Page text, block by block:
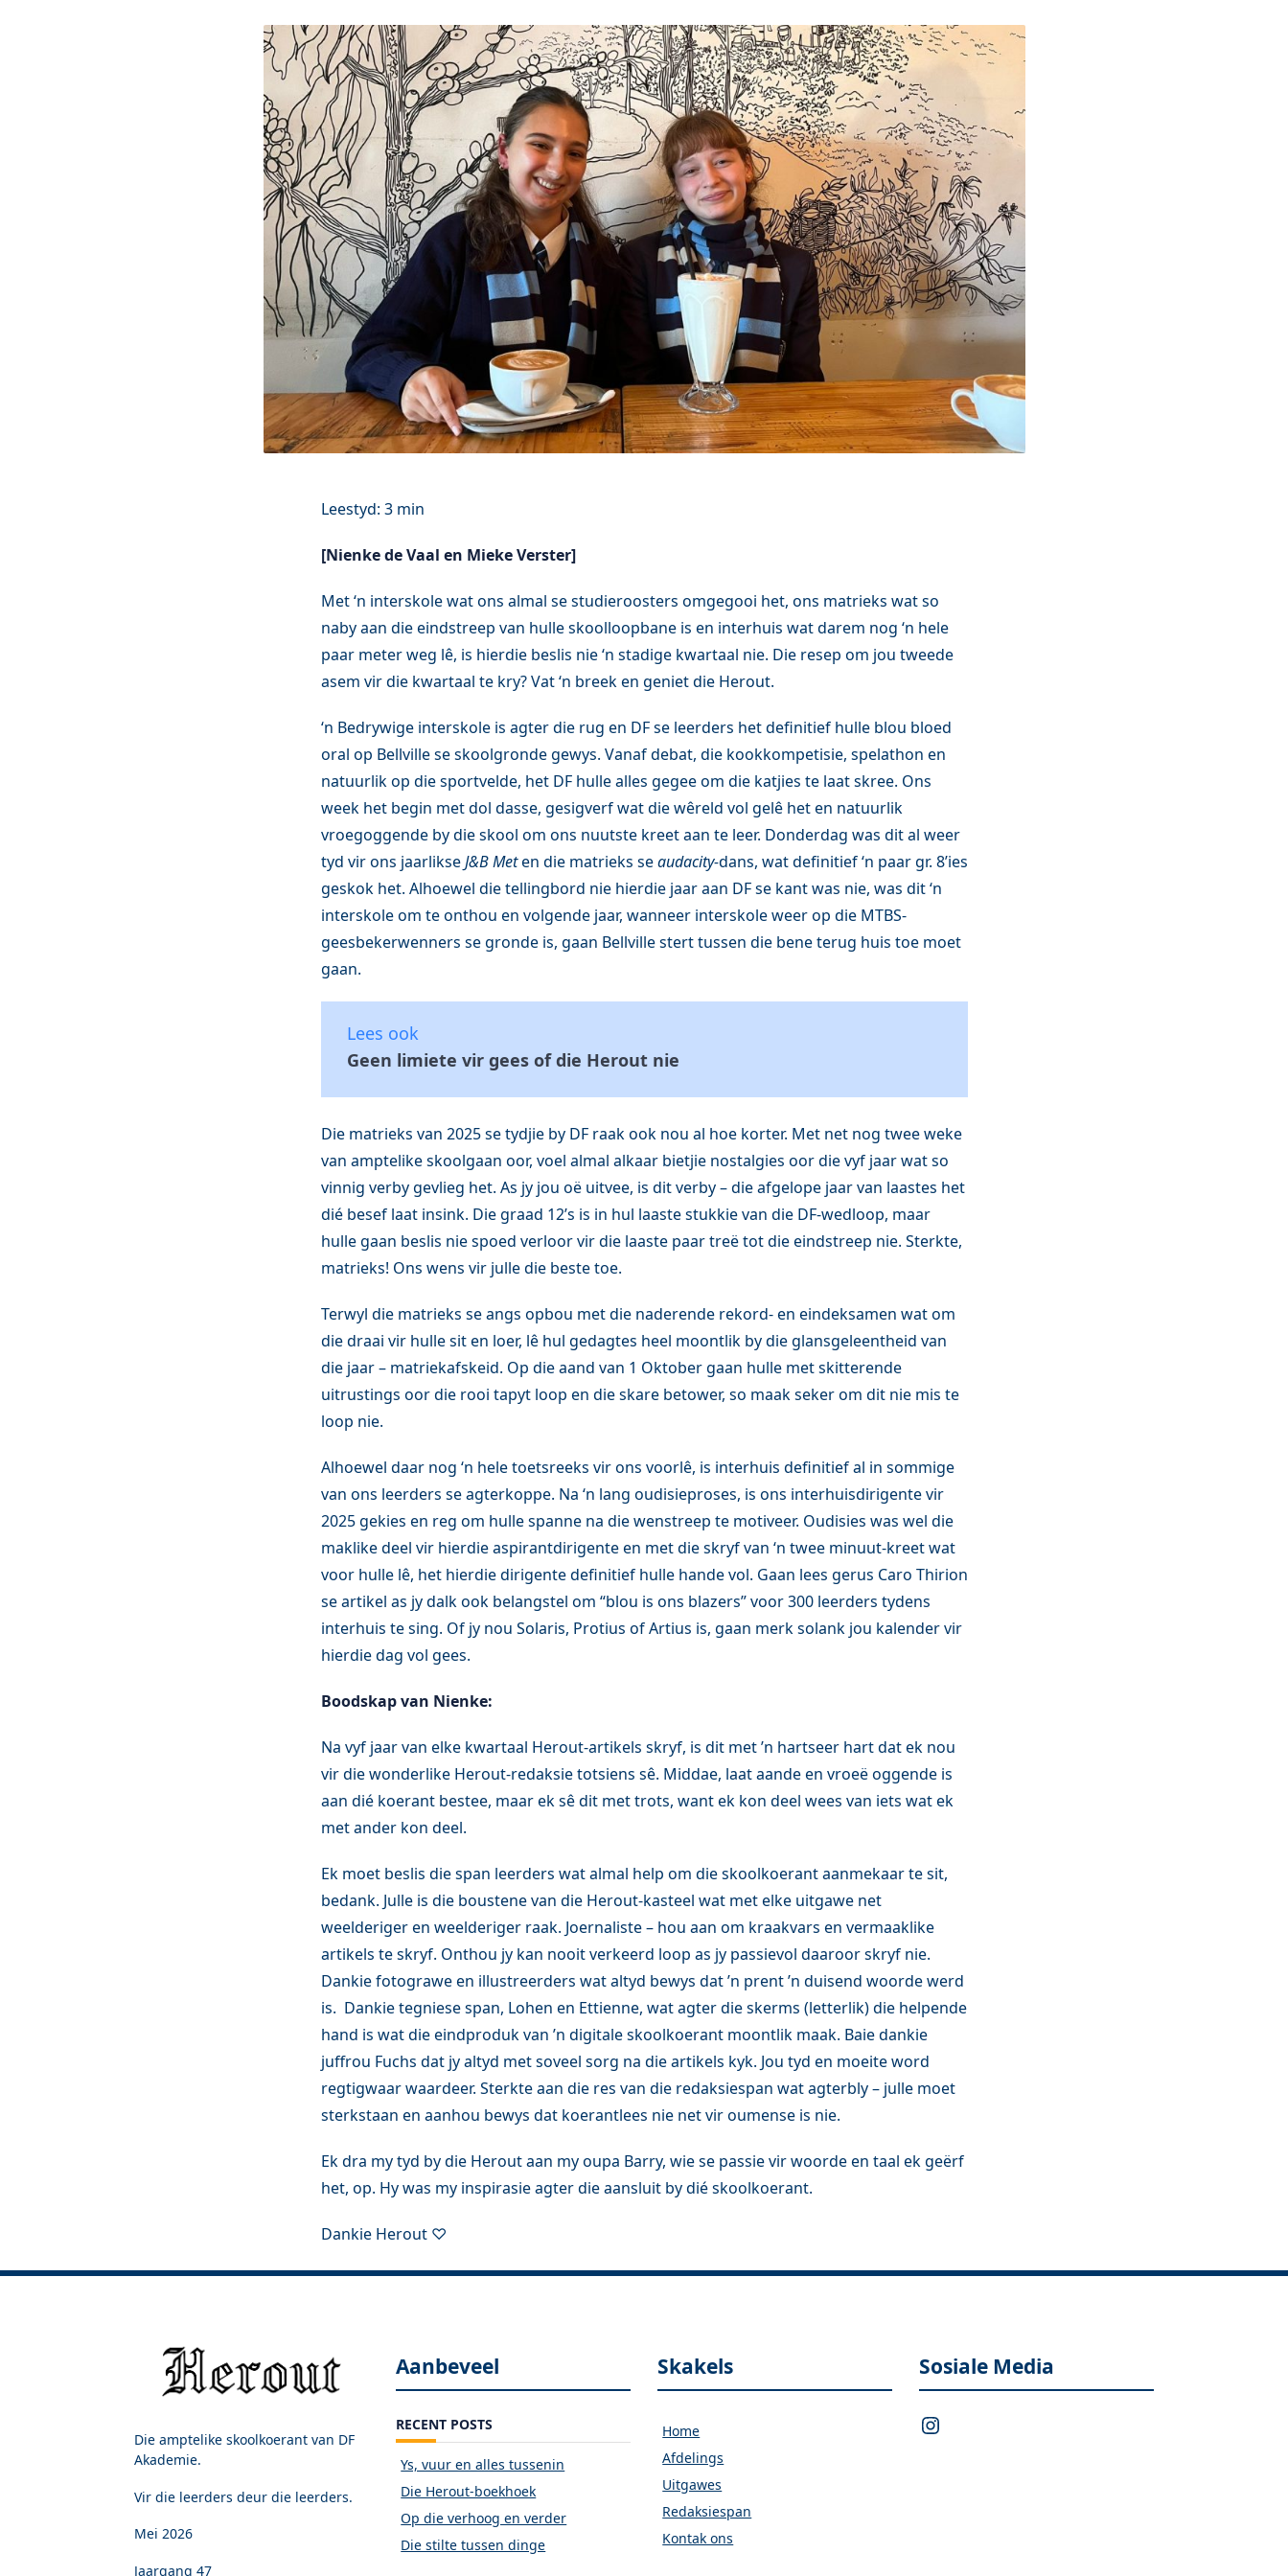
[Nienke de Vaal en Mieke Verster]
Met ‘n interskole wat ons almal se studieroosters omgegooi het, ons matrieks wat so
naby aan die eindstreep van hulle skoolloopbane is en interhuis wat darem nog ‘n hele
paar meter weg lê, is hierdie beslis nie ‘n stadige kwartaal nie. Die resep om jou tweede
asem vir die kwartaal te kry? Vat ‘n breek en geniet die Herout.
‘n Bedrywige interskole is agter die rug en DF se leerders het definitief hulle blou bloed
oral op Bellville se skoolgronde gewys. Vanaf debat, die kookkompetisie, spelathon en
natuurlik op die sportvelde, het DF hulle alles gegee om die katjies te laat skree. Ons
week het begin met dol dasse, gesigverf wat die wêreld vol gelê het en natuurlik
vroegoggende by die skool om ons nuutste kreet aan te leer. Donderdag was dit al weer
tyd vir ons jaarlikseJ&B Meten die matrieks seaudacity-dans, wat definitief ‘n paar gr. 8’ies
geskok het. Alhoewel die tellingbord nie hierdie jaar aan DF se kant was nie, was dit ‘n
interskole om te onthou en volgende jaar, wanneer interskole weer op die MTBS-
geesbekerwenners se gronde is, gaan Bellville stert tussen die bene terug huis toe moet
gaan.
Lees ook
Geen limiete vir gees of die Herout nie
Die matrieks van 2025 se tydjie by DF raak ook nou al hoe korter. Met net nog twee weke
van amptelike skoolgaan oor, voel almal alkaar bietjie nostalgies oor die vyf jaar wat so
vinnig verby gevlieg het. As jy jou oë uitvee, is dit verby – die afgelope jaar van laastes het
dié besef laat insink. Die graad 12’s is in hul laaste stukkie van die DF-wedloop, maar
hulle gaan beslis nie spoed verloor vir die laaste paar treë tot die eindstreep nie. Sterkte,
matrieks! Ons wens vir julle die beste toe.
Terwyl die matrieks se angs opbou met die naderende rekord- en eindeksamen wat om
die draai vir hulle sit en loer, lê hul gedagtes heel moontlik by die glansgeleentheid van
die jaar – matriekafskeid. Op die aand van 1 Oktober gaan hulle met skitterende
uitrustings oor die rooi tapyt loop en die skare betower, so maak seker om dit nie mis te
loop nie.
Alhoewel daar nog ‘n hele toetsreeks vir ons voorlê, is interhuis definitief al in sommige
van ons leerders se agterkoppe. Na ‘n lang oudisieproses, is ons interhuisdirigente vir
2025 gekies en reg om hulle spanne na die wenstreep te motiveer. Oudisies was wel die
maklike deel vir hierdie aspirantdirigente en met die skryf van ‘n twee minuut-kreet wat
voor hulle lê, het hierdie dirigente definitief hulle hande vol. Gaan lees gerus Caro Thirion
se artikel as jy dalk ook belangstel om “blou is ons blazers” voor 300 leerders tydens
interhuis te sing. Of jy nou Solaris, Protius of Artius is, gaan merk solank jou kalender vir
hierdie dag vol gees.
Boodskap van Nienke:
Na vyf jaar van elke kwartaal Herout-artikels skryf, is dit met ’n hartseer hart dat ek nou
vir die wonderlike Herout-redaksie totsiens sê. Middae, laat aande en vroeë oggende is
aan dié koerant bestee, maar ek sê dit met trots, want ek kon deel wees van iets wat ek
met ander kon deel.
Ek moet beslis die span leerders wat almal help om die skoolkoerant aanmekaar te sit,
bedank. Julle is die boustene van die Herout-kasteel wat met elke uitgawe net
weelderiger en weelderiger raak. Joernaliste – hou aan om kraakvars en vermaaklike
artikels te skryf. Onthou jy kan nooit verkeerd loop as jy passievol daaroor skryf nie.
Dankie fotograwe en illustreerders wat altyd bewys dat ’n prent ’n duisend woorde werd
is. Dankie tegniese span, Lohen en Ettienne, wat agter die skerms (letterlik) die helpende
hand is wat die eindproduk van ’n digitale skoolkoerant moontlik maak. Baie dankie
juffrou Fuchs dat jy altyd met soveel sorg na die artikels kyk. Jou tyd en moeite word
regtigwaar waardeer. Sterkte aan die res van die redaksiespan wat agterbly – julle moet
sterkstaan en aanhou bewys dat koerantlees nie net vir oumense is nie.
Ek dra my tyd by die Herout aan my oupa Barry, wie se passie vir woorde en taal ek geërf
het, op. Hy was my inspirasie agter die aansluit by dié skoolkoerant.
Dankie Herout ♡
Die amptelike skoolkoerant van DF
Akademie.
Vir die leerders deur die leerders.
Mei 2026
Jaargang 47
Aanbeveel
RECENT POSTS
Ys, vuur en alles tussenin
Die Herout-boekhoek
Op die verhoog en verder
Die stilte tussen dinge
Skakels
Home
Afdelings
Uitgawes
Redaksiespan
Kontak ons
Sosiale Media
Instagram